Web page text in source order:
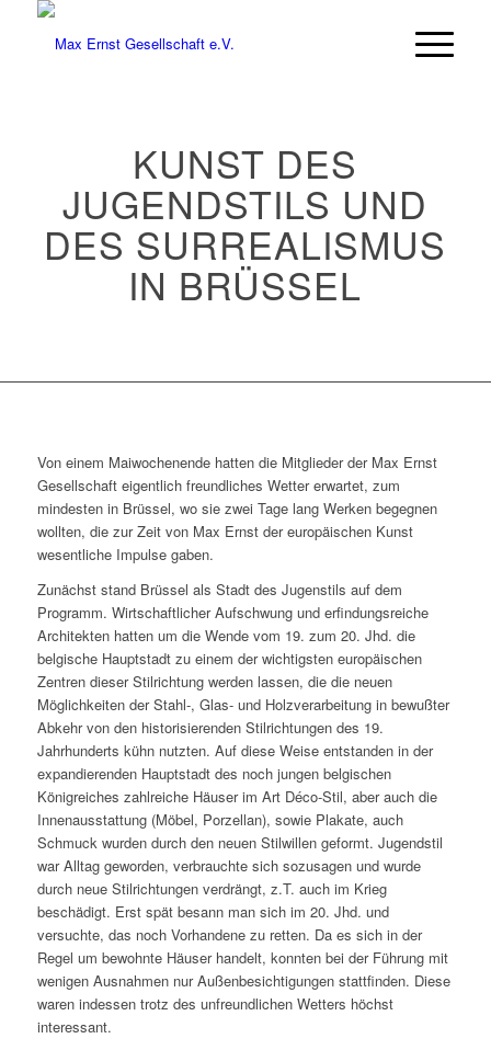
KUNST DES
JUGENDSTILS UND
DES SURREALISMUS
IN BRÜSSEL
Von einem Maiwochenende hatten die Mitglieder der Max Ernst
Gesellschaft eigentlich freundliches Wetter erwartet, zum
mindesten in Brüssel, wo sie zwei Tage lang Werken begegnen
wollten, die zur Zeit von Max Ernst der europäischen Kunst
wesentliche Impulse gaben.
Zunächst stand Brüssel als Stadt des Jugenstils auf dem
Programm. Wirtschaftlicher Aufschwung und erfindungsreiche
Architekten hatten um die Wende vom 19. zum 20. Jhd. die
belgische Hauptstadt zu einem der wichtigsten europäischen
Zentren dieser Stilrichtung werden lassen, die die neuen
Möglichkeiten der Stahl-, Glas- und Holzverarbeitung in bewußter
Abkehr von den historisierenden Stilrichtungen des 19.
Jahrhunderts kühn nutzten. Auf diese Weise entstanden in der
expandierenden Hauptstadt des noch jungen belgischen
Königreiches zahlreiche Häuser im Art Déco-Stil, aber auch die
Innenausstattung (Möbel, Porzellan), sowie Plakate, auch
Schmuck wurden durch den neuen Stilwillen geformt. Jugendstil
war Alltag geworden, verbrauchte sich sozusagen und wurde
durch neue Stilrichtungen verdrängt, z.T. auch im Krieg
beschädigt. Erst spät besann man sich im 20. Jhd. und
versuchte, das noch Vorhandene zu retten. Da es sich in der
Regel um bewohnte Häuser handelt, konnten bei der Führung mit
wenigen Ausnahmen nur Außenbesichtigungen stattfinden. Diese
waren indessen trotz des unfreundlichen Wetters höchst
interessant.